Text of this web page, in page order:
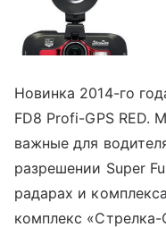
Новинка 2014-го
FD8 Profi-GPS RED.
важные для
разрешении Super
радарах и
комплекс